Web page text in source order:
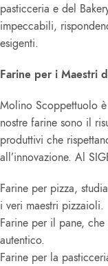
pasticceria e del
impeccabili,
esigenti.
Farine per i Maestri
Molino Scoppettuolo
nostre farine sono il
produttivi che
all’innovazione. Al
Farine per pizza,
i veri maestri pizzaioli.
Farine per il pane,
autentico.
Farine per la